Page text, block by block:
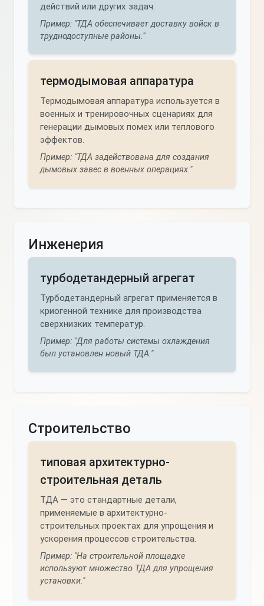
действий или других задач.
Пример: "ТДА обеспечивает доставку войск в
труднодоступные районы."
термодымовая аппаратура
Термодымовая аппаратура используется в
военных и тренировочных сценариях для
генерации дымовых помех или теплового
эффектов.
Пример: "ТДА задействована для создания
дымовых завес в военных операциях."
Инженерия
турбодетандерный агрегат
Турбодетандерный агрегат применяется в
криогенной технике для производства
сверхнизких температур.
Пример: "Для работы системы охлаждения
был установлен новый ТДА."
Строительство
типовая архитектурно-
строительная деталь
ТДА — это стандартные детали,
применяемые в архитектурно-
строительных проектах для упрощения и
ускорения процессов строительства.
Пример: "На строительной площадке
используют множество ТДА для упрощения
установки."